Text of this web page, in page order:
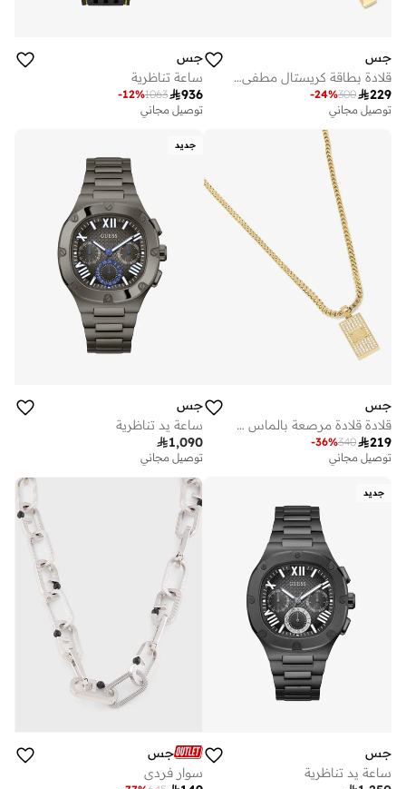
جس
قلادة بطاقة كريستال مطفي بوصة
229
300
-24%
توصيل مجاني
جس
ساعة تناظرية
936
1063
-12%
توصيل مجاني
جس
قلادة قلادة مرصعة بالماس مقاس بوصة بتقنية
219
340
-36%
توصيل مجاني
جديد
جس
ساعة يد تناظرية
1,090
توصيل مجاني
جديد
جس
ساعة يد تناظرية
جس
سوار فردي